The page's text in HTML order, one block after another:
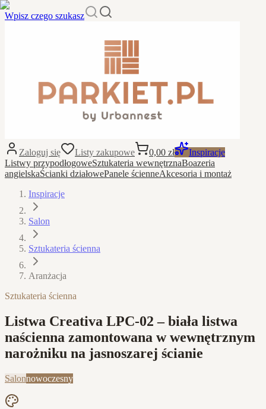
Wpisz czego szukasz
Zaloguj się Listy zakupowe 0,00 zł
Inspiracje
Listwy przypodłogoweSztukateria wewnętrznaBoazeria
angielskaŚcianki działowePanele ścienneAkcesoria i montaż
Inspiracje
Salon
Sztukateria ścienna
Aranżacja
Sztukateria ścienna
Listwa Creativa LPC-02 – biała listwa
naścienna zamontowana w wewnętrznym
narożniku na jasnoszarej ścianie
Salonnowoczesny